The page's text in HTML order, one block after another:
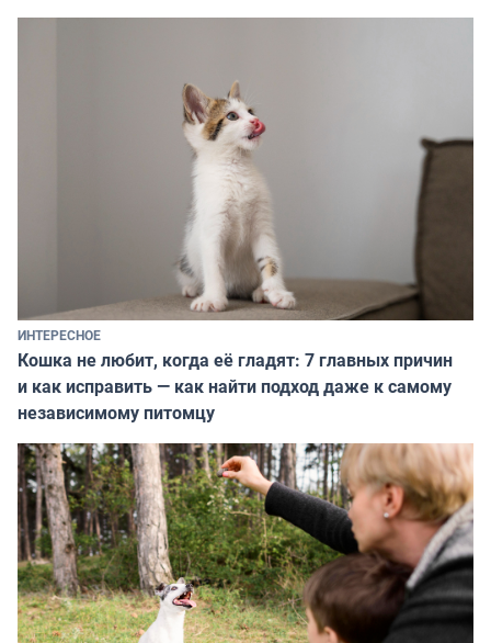
ИНТЕРЕСНОЕ
Кошка не любит, когда её гладят: 7 главных причин
и как исправить — как найти подход даже к самому
независимому питомцу